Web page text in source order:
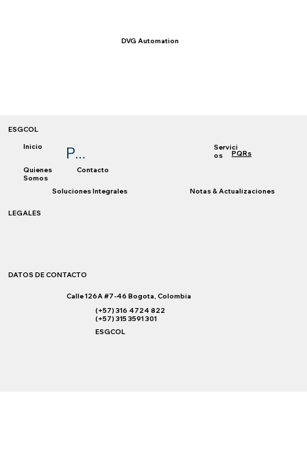
DVG Automation
ESGCOL
LEGALES
DATOS DE CONTACTO
Calle 126A #7-46 Bogota, Colombia
(+57) 316 4724 822
(+57) 315 3591 301
ESGCOL
Soluciones Integrales Notas & Actualizaciones
Quienes
Somos
Contacto
PQRs
Políticas
Inicio
Servici
os